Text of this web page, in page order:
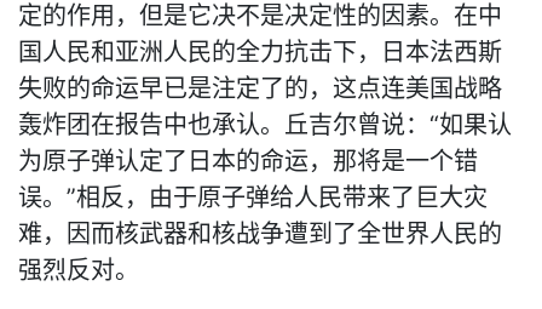
定的作用，但是它决不是决定性的因素。在中
国人民和亚洲人民的全力抗击下，日本法西斯
失败的命运早已是注定了的，这点连美国战略
轰炸团在报告中也承认。丘吉尔曾说：“如果认
为原子弹认定了日本的命运，那将是一个错
误。”相反，由于原子弹给人民带来了巨大灾
难，因而核武器和核战争遭到了全世界人民的
强烈反对。